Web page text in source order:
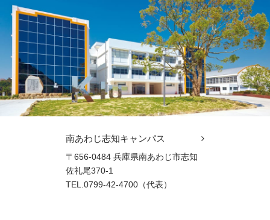
南あわじ志知キャンパス
〒656-0484 兵庫県南あわじ市志知
佐礼尾370-1
TEL.0799-42-4700（代表）